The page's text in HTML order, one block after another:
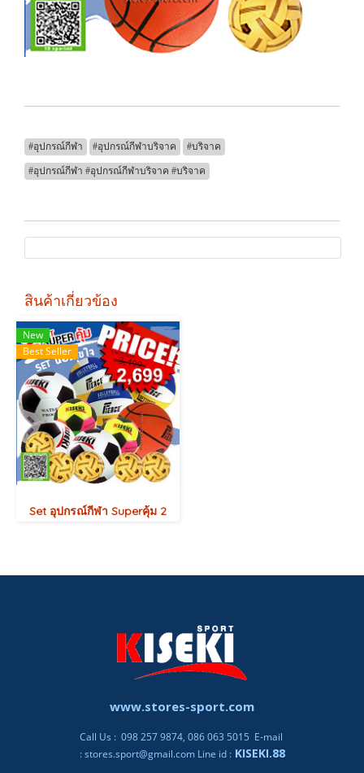
#อุปกรณ์กีฬา #อุปกรณ์กีฬาบริจาค #บริจาค
#อุปกรณ์กีฬา #อุปกรณ์กีฬาบริจาค #บริจาค
สินค้าเกี่ยวข้อง
New
Best Seller
Set อุปกรณ์กีฬา Superคุ้ม 2
www.stores-sport.com
Call Us : 098 257 9874, 086 063 5015 E-mail
:stores.sport@gmail.com Line id :KISEKI.88